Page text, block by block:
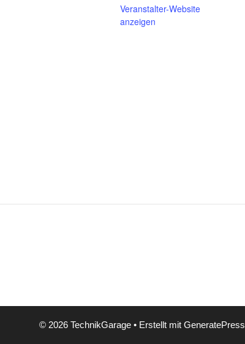
Veranstalter-Website
anzeigen
© 2026 TechnikGarage • Erstellt mit GeneratePress